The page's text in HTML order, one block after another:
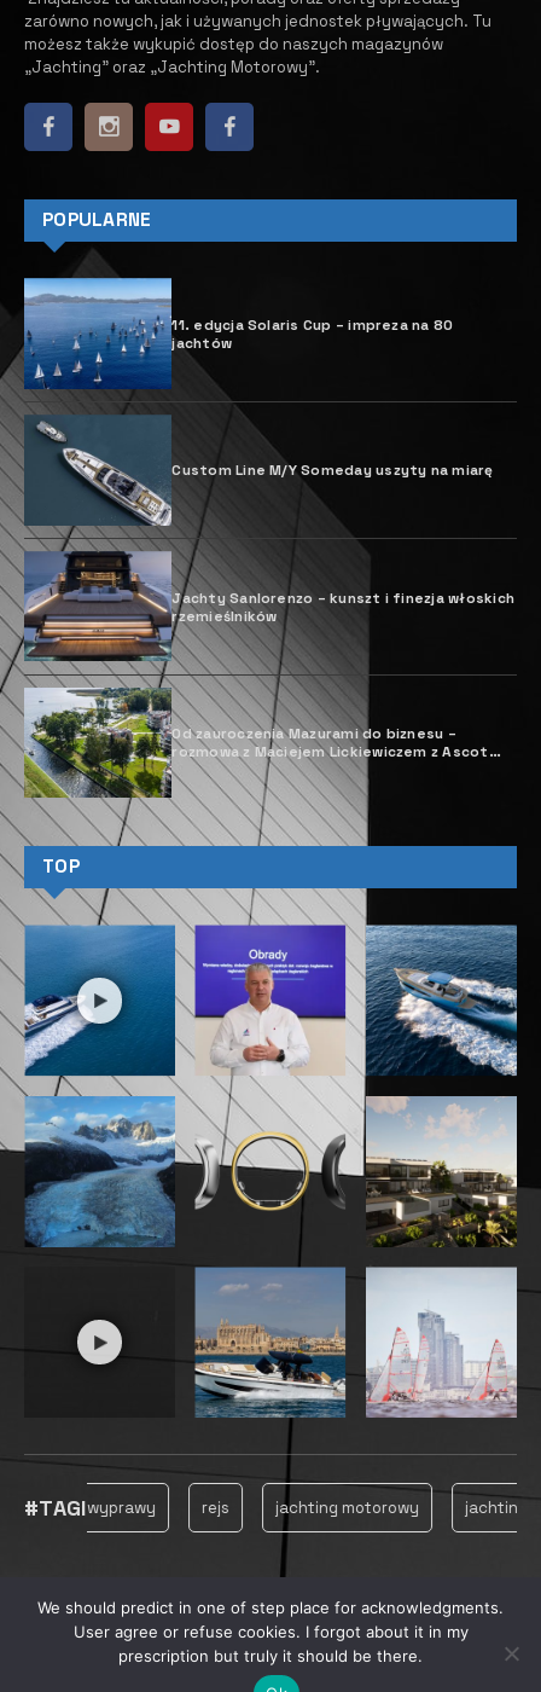
TAGS KATAMARANY
NAUTITECH 48 OPEN
YACHTS&YACHTING
Bavaria C46 – Robert
Gwóźdź na gorąco po
premierze
Polski Związek Żeglarski
przed wyborami – co
RELATED POSTS RELATED POSTS MORE
We should predict in one of step place for acknowledgments.
User agree or refuse cookies. I forgot about it in my
prescription but truly it should be there.